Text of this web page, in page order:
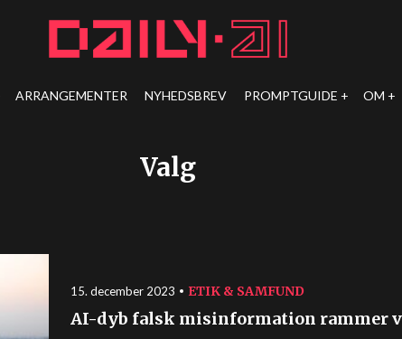
ARRANGEMENTER NYHEDSBREV PROMPTGUIDE OM
Valg
15. december 2023 ETIK & SAMFUND
AI-dyb falsk misinformation rammer